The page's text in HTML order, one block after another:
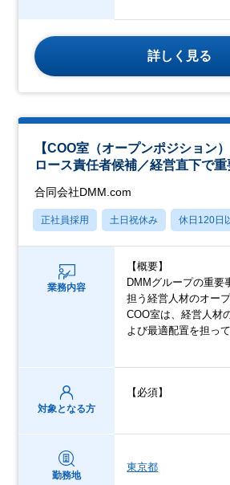
詳しく見る
【COO室（オープンポジション
ロース責任者候補／経営直下で
合同会社DMM.com
正社員採用 土日祝休み 休日120日
業務内容
【概要】
DMMグループの重要
担う経営人材のオー
COO室は、経営人材
よび最適配置を担って
対象となる方
【必須】
勤務地
東京都